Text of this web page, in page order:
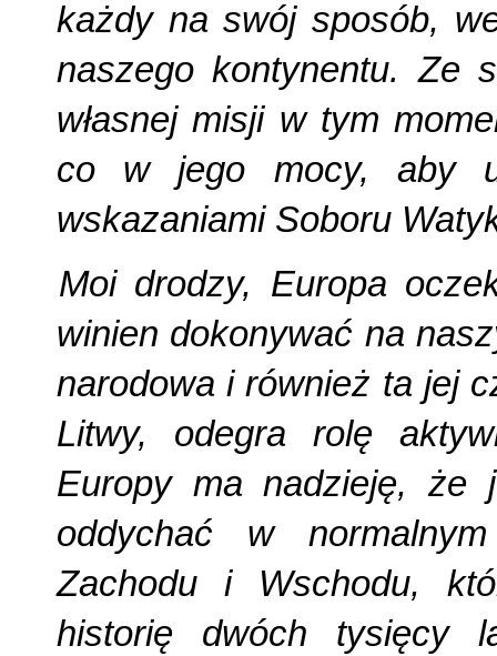
każdy na swój sposób,
naszego kontynentu. Ze
własnej misji w tym
co w jego mocy, aby
wskazaniami Soboru
Moi drodzy, Europa
winien dokonywać na
narodowa i również ta jej
Litwy, odegra rolę
Europy ma nadzieję, że
oddychać w
Zachodu i Wschodu,
historię dwóch tysięcy